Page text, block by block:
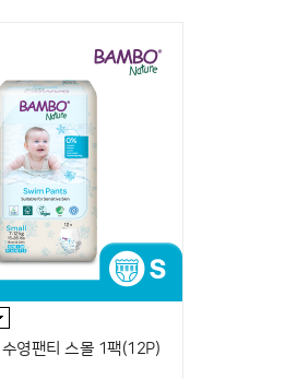
영팬티 스몰 1팩(12P)